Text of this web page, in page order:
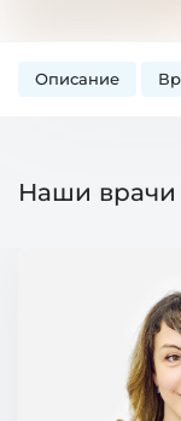
Описание
Наши врачи